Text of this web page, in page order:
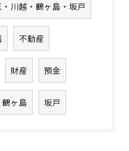
・川越・鶴ヶ島・坂戸
不動産
財産 預金
鶴ヶ島 坂戸